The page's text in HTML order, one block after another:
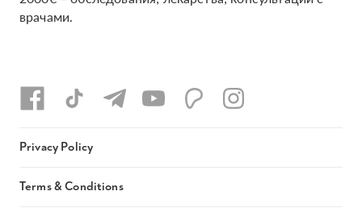
врачами.
Privacy Policy
Terms & Conditions